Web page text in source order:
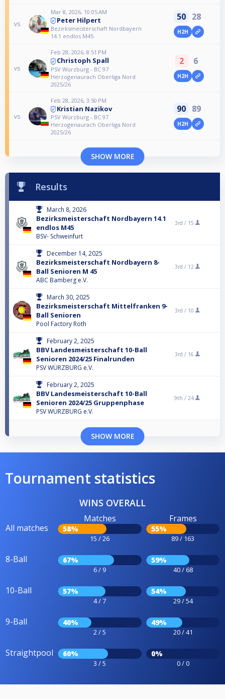
vs
Mar 8, 2026, 10:05 AM
Peter Hilpert
Bezirksmeisterschaft Nordbayern
14.1 endlos M45
50 28
H2H
vs
Feb 28, 2026, 8:51 PM
Christoph Spall
PSV Würzburg - BC 97
Herzogenaurach Oberliga Nord
2025/26
2 6
H2H
vs
Feb 28, 2026, 3:50 PM
Kristian Nazikov
PSV Würzburg - BC 97
Herzogenaurach Oberliga Nord
2025/26
90 89
H2H
SHOW MORE
Results
March 8, 2026
Bezirksmeisterschaft Nordbayern 14.1
endlos M45
BSV- Schweinfurt
3rd / 15
December 14, 2025
Bezirksmeisterschaft Nordbayern 8-
Ball Senioren M 45
ABC Bamberg e.V.
3rd / 12
March 30, 2025
Bezirksmeisterschaft Mittelfranken 9-
Ball Senioren
Pool Factory Roth
3rd / 10
February 2, 2025
BBV Landesmeisterschaft 10-Ball
Senioren 2024/25 Finalrunden
PSV WÜRZBURG e.V.
3rd / 16
February 2, 2025
BBV Landesmeisterschaft 10-Ball
Senioren 2024/25 Gruppenphase
PSV WÜRZBURG e.V.
9th / 24
SHOW MORE
Tournament statistics
WINS OVERALL
All matches
Matches
58%
15 / 26
Frames
55%
89 / 163
8-Ball 67%
6 / 9
59%
40 / 68
10-Ball 57%
4 / 7
54%
29 / 54
9-Ball 40%
2 / 5
49%
20 / 41
Straightpool 60%
3 / 5
0%
0 / 0